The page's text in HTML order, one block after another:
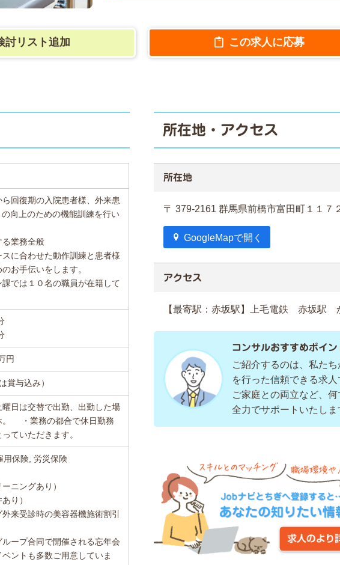
討リスト追加 この求人に応募
回復期の入院患者様、外来患
向上のための機能訓練を行い
る業務全般
に合わせた動作訓練と患者様
お手伝いをします。
では１０名の職員が在籍して
円
賞与込み）
日は交替で出勤、出勤した場
。 ・業務の都合で休日勤務
ていただきます。
用保険, 労災保険
ニングあり）
り）
来受診時の美容器機施術割引
ープ合同で開催される忘年会
ントも多数ご用意していま
所在地・アクセス
所在地
〒 379-2161 群馬県前橋市富田町１１７
GoogleMapで開く
アクセス
【最寄駅：赤坂駅】上毛電鉄 赤坂駅
コンサルおすすめポイン
ご紹介するのは、私た
を行った信頼できる求人
ご家庭との両立など、何
全力でサポートいたしま